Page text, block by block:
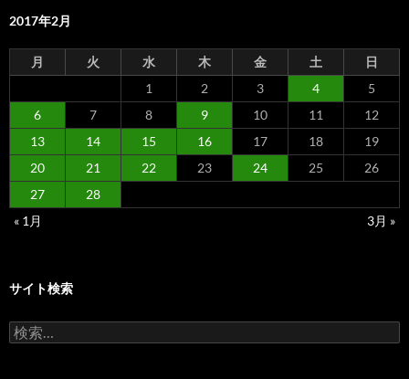
2017年2月
月 火 水 木 金 土
日
1
2 3 4
5
6
7 8 9 10 11
12
13
14 15 16 17 18
19
20
21 22 23 24 25
26
27
28
« 1月
3月 »
サイト検索
検
索: